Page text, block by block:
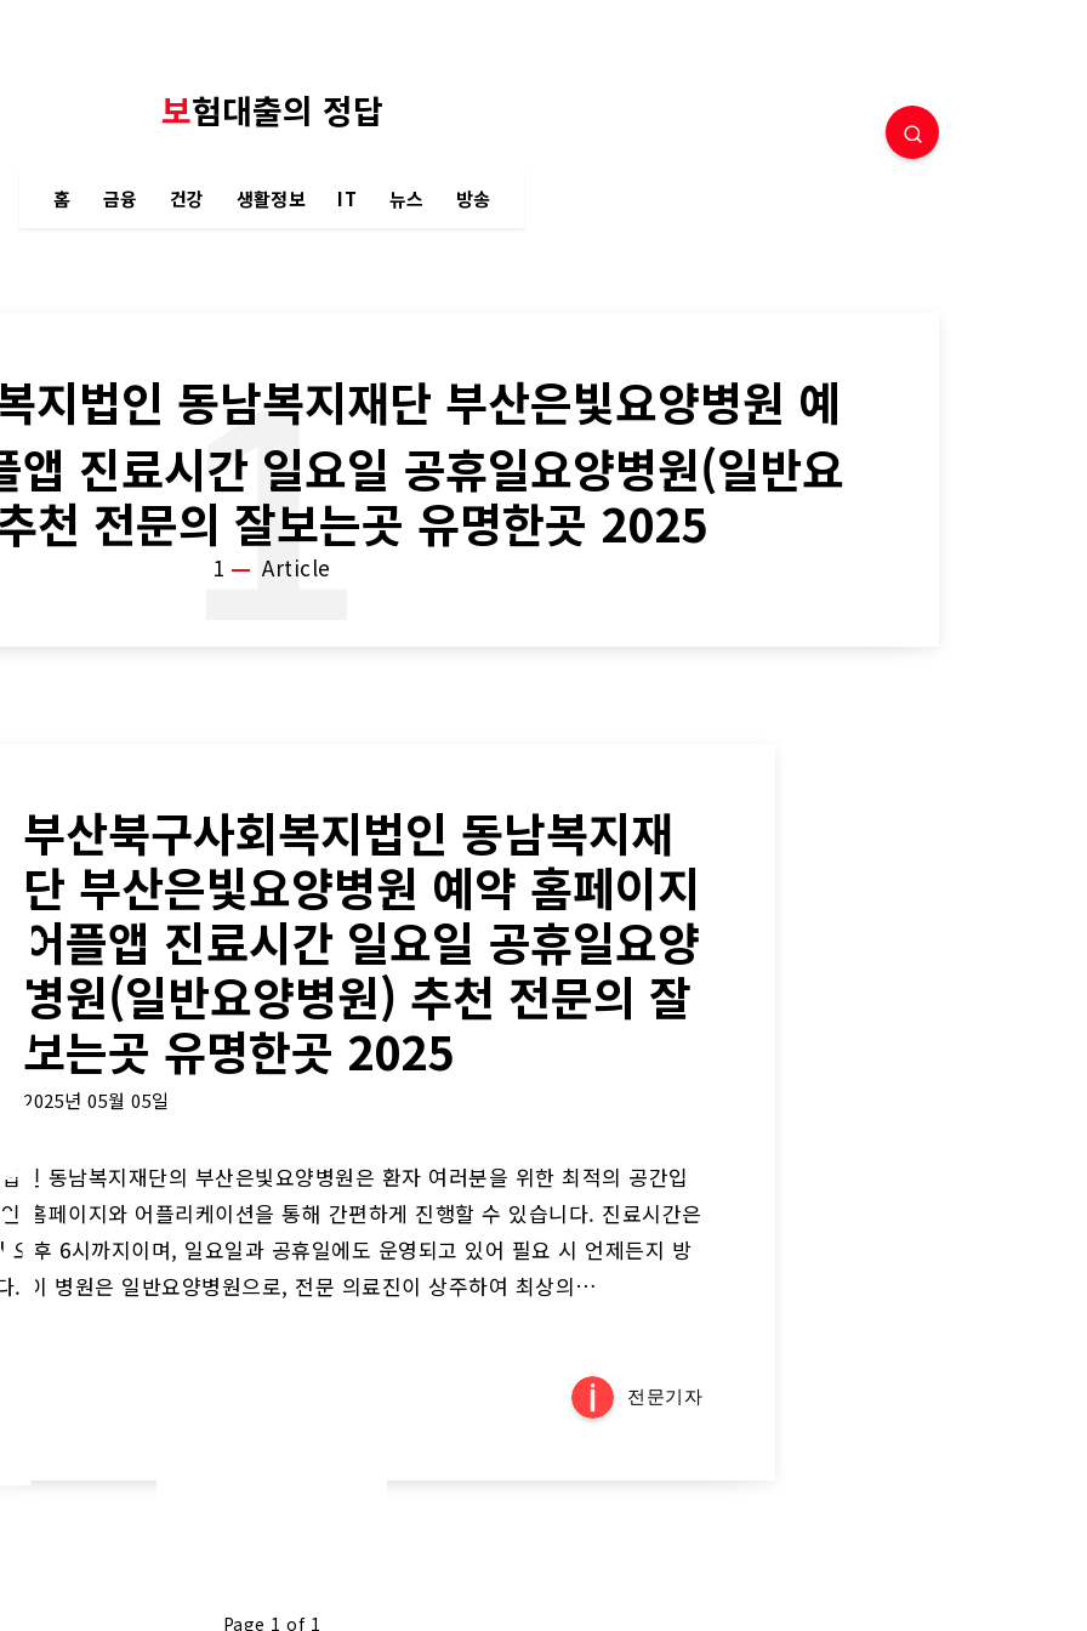
보험대출의 정답
홈 금융 건강 생활정보 IT 뉴스 방송
지법인 동남복지재단 부산은빛요양병원 예
앱 진료시간 일요일 공휴일요양병원(일반요
천 전문의 잘보는곳 유명한곳 2025
1 Article
1
부산북구사회복지법인 동남복지재
단 부산은빛요양병원 예약 홈페이지
어플앱 진료시간 일요일 공휴일요양
병원(일반요양병원) 추천 전문의 잘
보는곳 유명한곳 2025
2025년 05월 05일
인 동남복지재단의 부산은빛요양병원은 환자 여러분을 위한 최적의 공간입
홈페이지와 어플리케이션을 통해 간편하게 진행할 수 있습니다. 진료시간은
오후 6시까지이며, 일요일과 공휴일에도 운영되고 있어 필요 시 언제든지 방
. 이 병원은 일반요양병원으로, 전문 의료진이 상주하여 최상의…
전문기자
Page 1 of 1